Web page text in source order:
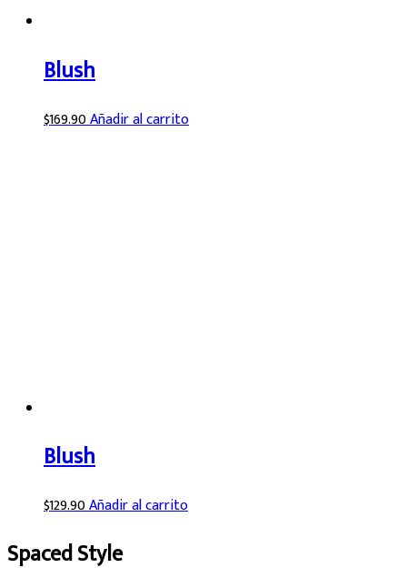
Blush
$169.90Añadir al carrito
Blush
$129.90Añadir al carrito
Spaced Style